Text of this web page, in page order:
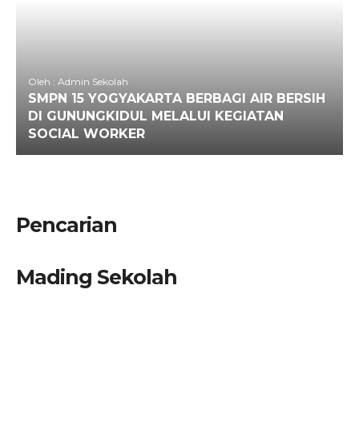
Oleh : Admin Sekolah
SMPN 15 YOGYAKARTA BERBAGI AIR BERSIH
DI GUNUNGKIDUL MELALUI KEGIATAN
SOCIAL WORKER
Pencarian
Mading Sekolah